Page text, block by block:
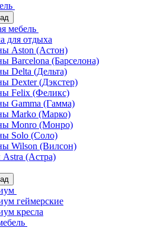
мебель
для отдыха
Aston (Астон)
Barcelona (Барселона)
Delta (Дельта)
Dexter (Дэкстер)
Felix (Феликс)
Gamma (Гамма)
Marko (Марко)
Monro (Монро)
Solo (Соло)
Wilson (Вилсон)
(Астра)
геймерские
кресла